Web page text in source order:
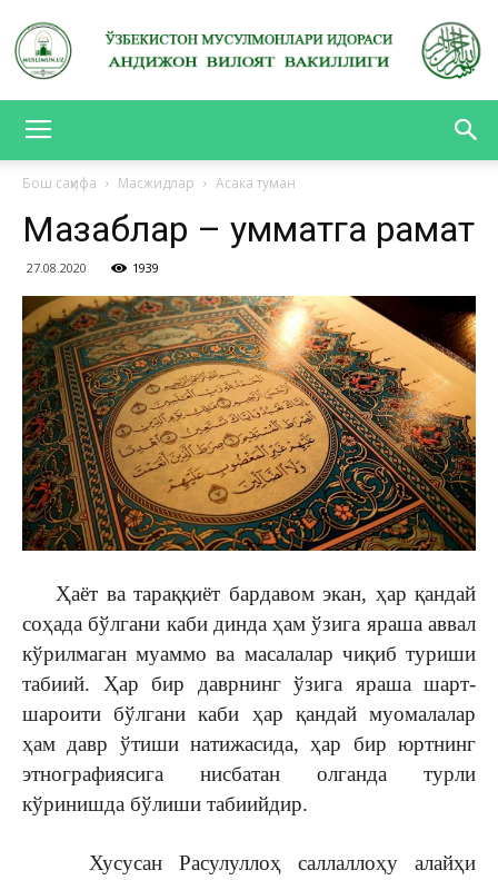
ВИЛОЯТ
ВАКИЛЛИГИ
Бош саҳифа Масжидлар Асака туман
Мазҳаблар – умматга раҳмат
27.08.2020 1939
Ҳаёт ва тараққиёт бардавом экан, ҳар қандай
соҳада бўлгани каби динда ҳам ўзига яраша аввал
кўрилмаган муаммо ва масалалар чиқиб туриши
табиий. Ҳар бир даврнинг ўзига яраша шарт-
шароити бўлгани каби ҳар қандай муомалалар
ҳам давр ўтиши натижасида, ҳар бир юртнинг
этнографиясига нисбатан олганда турли
кўринишда бўлиши табиийдир.
Хусусан Расулуллоҳ саллаллоҳу алайҳи